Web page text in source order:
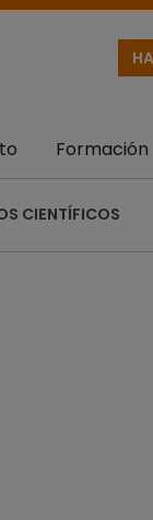
CIENTÍFICOS
Formación